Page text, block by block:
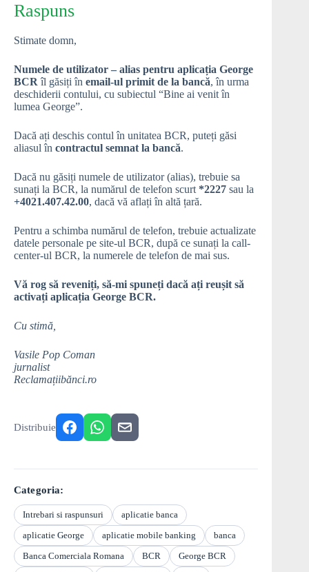
Raspuns
Stimate domn,
Numele de utilizator – alias pentru aplicația George
BCR îl găsiți în email-ul primit de la bancă, în urma
deschiderii contului, cu subiectul “Bine ai venit în
lumea George”.
Dacă ați deschis contul în unitatea BCR, puteți găsi
aliasul în contractul semnat la bancă.
Dacă nu găsiți numele de utilizator (alias), trebuie sa
sunați la BCR, la numărul de telefon scurt *2227 sau la
+4021.407.42.00, dacă vă aflați în altă țară.
Pentru a schimba numărul de telefon, trebuie actualizate
datele personale pe site-ul BCR, după ce sunați la call-
center-ul BCR, la numerele de telefon de mai sus.
Vă rog să reveniți, să-mi spuneți dacă ați reușit să
activați aplicația George BCR.
Cu stimă,
Vasile Pop Coman
jurnalist
Reclamațiibănci.ro
Distribuie
Categoria:
Intrebari si raspunsuri
aplicatie banca
aplicatie George
aplicatie mobile banking
banca
Banca Comerciala Romana
BCR
George BCR